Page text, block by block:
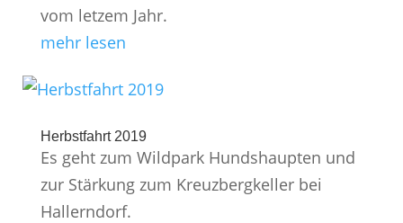
vom letzem Jahr.
mehr lesen
Herbstfahrt 2019
Es geht zum Wildpark Hundshaupten und
zur Stärkung zum Kreuzbergkeller bei
Hallerndorf.